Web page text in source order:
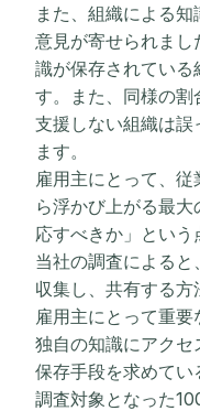
また、組織による
意見が寄せられま
識が保存されている
す。また、同様の
支援しない組織は
ます。
雇用主にとって、
ら浮かび上がる最
応すべきか」という
当社の調査による
収集し、共有する方
雇用主にとって重
独自の知識にアク
保存手段を求めてい
調査対象となった